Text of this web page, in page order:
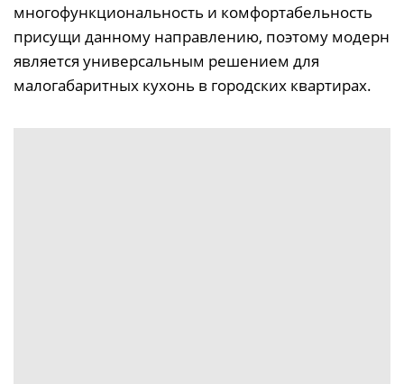
многофункциональность и комфортабельность
присущи данному направлению, поэтому модерн
является универсальным решением для
малогабаритных кухонь в городских квартирах.